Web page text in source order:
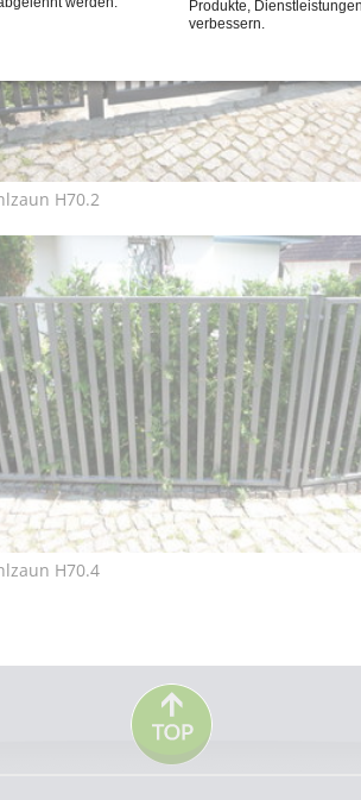
H70.2
H70.4
Produkte,
verbessern.